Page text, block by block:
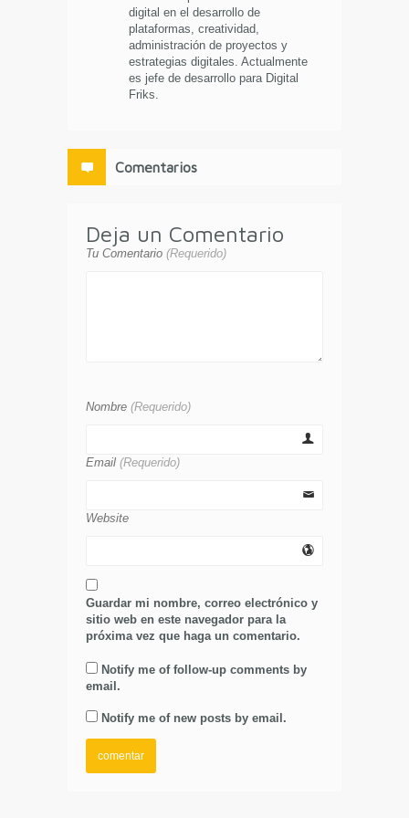
digital en el desarrollo de
plataformas, creatividad,
administración de proyectos y
estrategias digitales. Actualmente
es jefe de desarrollo para Digital
Friks.
Comentarios
Deja un Comentario
Tu Comentario (Requerido)
Nombre (Requerido)
Email (Requerido)
Website
Guardar mi nombre, correo electrónico y
sitio web en este navegador para la
próxima vez que haga un comentario.
Notify me of follow-up comments by
email.
Notify me of new posts by email.